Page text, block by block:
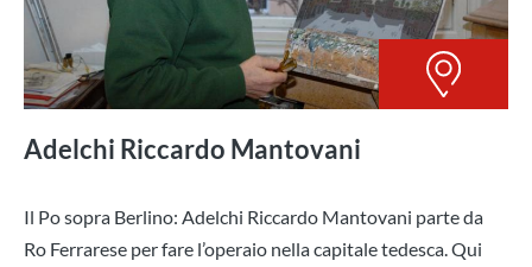
Adelchi Riccardo Mantovani
Il Po sopra Berlino: Adelchi Riccardo Mantovani parte da
Ro Ferrarese per fare l’operaio nella capitale tedesca. Qui